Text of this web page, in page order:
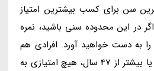
سن برای کسب بیشترین امتیاز
است. اگر در این محدوده سنی باشید، نمره
این بخش یعنی 12 را به دست خواهید آورد. افرادی هم
که یا زیر 18 سال باشند و یا بیشتر از 47 سال، هیچ امتیازی به